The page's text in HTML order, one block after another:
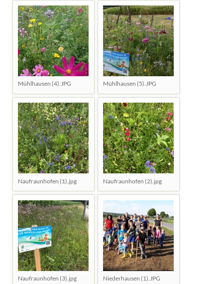
Mühlhausen (4).JPG Mühlhausen (5).JPG
Naufraunhofen (1).jpg Naufraunhofen (2).jpg
Naufraunhofen (3).jpg Niederhausen (1).JPG